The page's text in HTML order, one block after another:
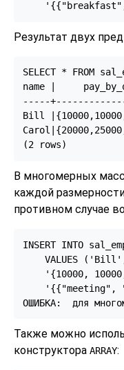
Результат двух
SELECT * FROM
name |
-----
Bill
(2 rows)
В многомерных
каждой
противном случае
INSERT INTO
VALUES
'{10000,
'{{"meeting",
ОШИБКА:  для
Также можно
конструктора ARRAY: